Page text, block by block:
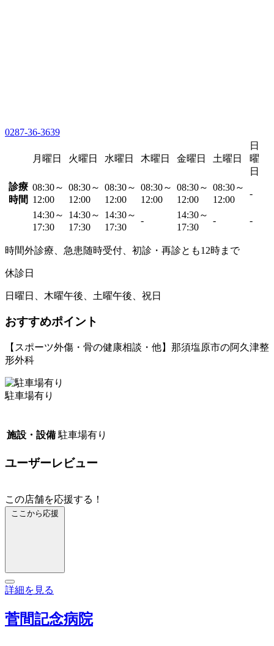
0287-36-3639
月曜日 火曜日 水曜日 木曜日 金曜日 土曜日
日
曜
日
診療
時間
08:30～
12:00
08:30～
12:00
08:30～
12:00
08:30～
12:00
08:30～
12:00
08:30～
12:00
-
14:30～
17:30
14:30～
17:30
14:30～
17:30
-
14:30～
17:30
- -
時間外診療、急患随時受付、初診・再診とも12時まで
休診日
日曜日、木曜午後、土曜午後、祝日
おすすめポイント
【スポーツ外傷・骨の健康相談・他】那須塩原市の阿久津整
形外科
駐車場有り
施設・設備 駐車場有り
ユーザーレビュー
この店舗を応援する！
ここから応援
詳細を見る
菅間記念病院